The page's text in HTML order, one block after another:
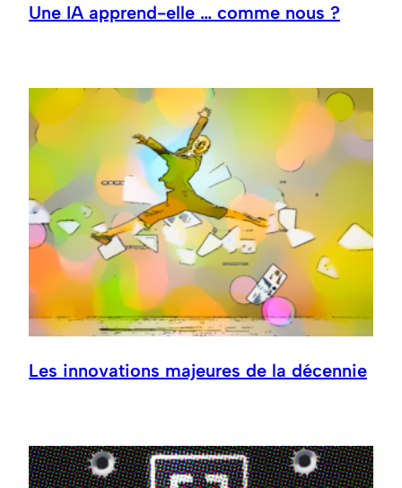
Une IA apprend-elle … comme nous ?
Les innovations majeures de la décennie